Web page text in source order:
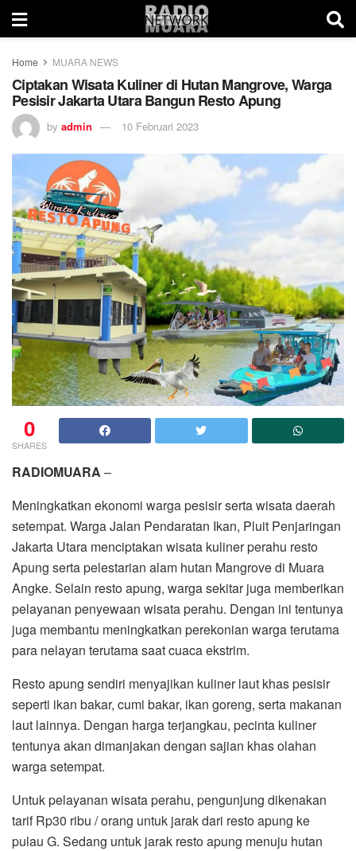
Home MUARA NEWS
Ciptakan Wisata Kuliner di Hutan Mangrove, Warga
Pesisir Jakarta Utara Bangun Resto Apung
by admin 10 Februari 2023
0
SHARES
RADIOMUARA –
Meningkatkan ekonomi warga pesisir serta wisata daerah
setempat. Warga Jalan Pendaratan Ikan, Pluit Penjaringan
Jakarta Utara menciptakan wisata kuliner perahu resto
Apung serta pelestarian alam hutan Mangrove di Muara
Angke. Selain resto apung, warga sekitar juga memberikan
pelayanan penyewaan wisata perahu. Dengan ini tentunya
juga membantu meningkatkan perekonian warga terutama
para nelayan terutama saat cuaca ekstrim.
Resto apung sendiri menyajikan kuliner laut khas pesisir
seperti ikan bakar, cumi bakar, ikan goreng, serta makanan
laut lainnya. Dengan harga terjangkau, pecinta kuliner
tentunya akan dimanjakan dengan sajian khas olahan
warga setempat.
Untuk pelayanan wisata perahu, pengunjung dikenakan
tarif Rp30 ribu / orang untuk jarak dari resto apung ke
pulau G. Sedang untuk jarak resto apung menuju hutan